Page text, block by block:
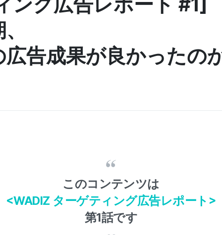
告成果が良かったの
このコンテンツは
<WADIZ ターゲティング広告レポート>
第1話です